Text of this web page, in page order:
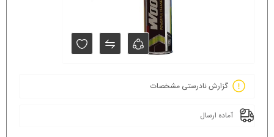
گزارش نادرستی مشخصات
آماده ارسال